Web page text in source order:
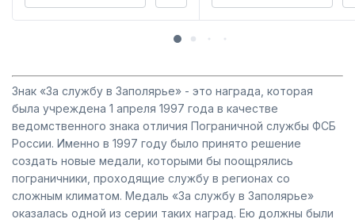
Знак «За службу в Заполярье» - это награда, которая
была учреждена 1 апреля 1997 года в качестве
ведомственного знака отличия Пограничной службы ФСБ
России. Именно в 1997 году было принято решение
создать новые медали, которыми бы поощрялись
пограничники, проходящие службу в регионах со
сложным климатом. Медаль «За службу в Заполярье»
оказалась одной из серии таких наград. Ею должны были